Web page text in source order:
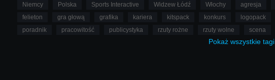
Niemcy
Polska Sports Interactive Widzew Łódź Włochy agresja
felieton
gra głową grafika kariera kitspack konkurs logopack
poradnik
pracowitość publicystyka rzuty rożne rzuty wolne scena
Pokaż wszystkietagi